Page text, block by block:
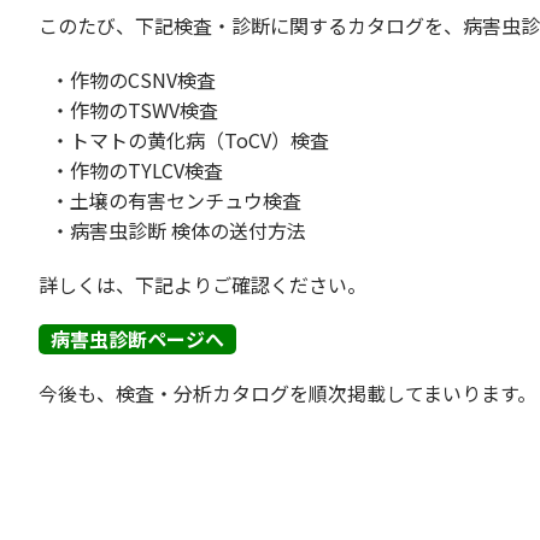
このたび、下記検査・診断に関するカタログを、病害虫
・作物のCSNV検査
・作物のTSWV検査
・トマトの黄化病（ToCV）検査
・作物のTYLCV検査
・土壌の有害センチュウ検査
・病害虫診断 検体の送付方法
詳しくは、下記よりご確認ください。
病害虫診断ページへ
今後も、検査・分析カタログを順次掲載してまいります。